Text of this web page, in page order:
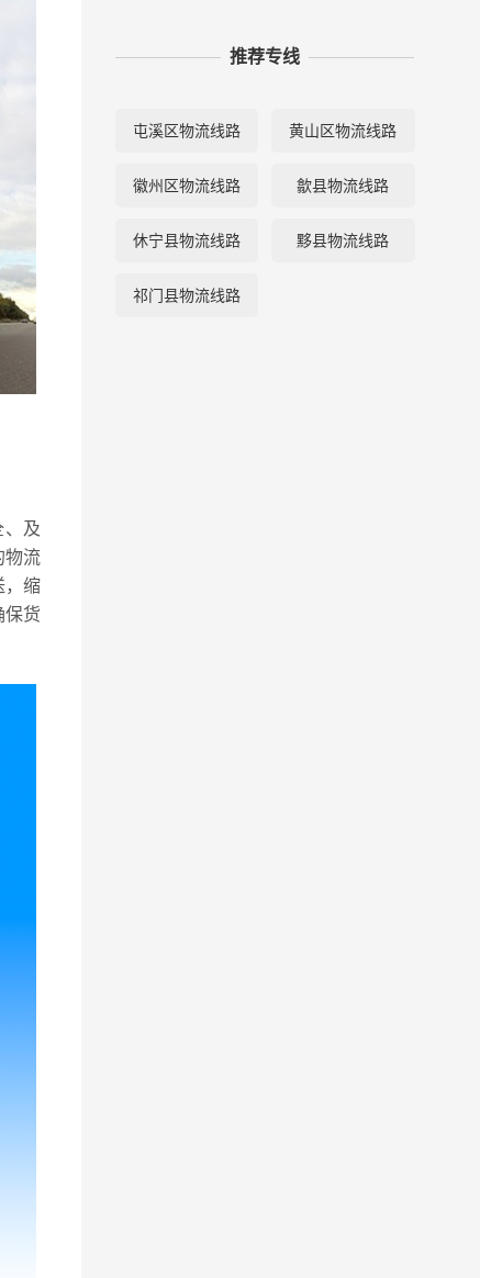
、及
物流
，缩
保货
推荐专线
屯溪区物流线路 黄山区物流线路
徽州区物流线路 歙县物流线路
休宁县物流线路 黟县物流线路
祁门县物流线路